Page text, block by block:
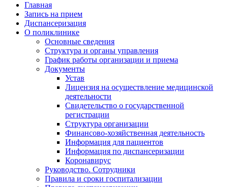
Главная
Запись на прием
Диспансеризация
О поликлинике
Основные сведения
Структура и органы управления
График работы организации и приема
Документы
Устав
Лицензия на осуществление медицинской
деятельности
Свидетельство о государственной
регистрации
Структура организации
Финансово-хозяйственная деятельность
Информация для пациентов
Информация по диспансеризации
Коронавирус
Руководство. Сотрудники
Правила и сроки госпитализации